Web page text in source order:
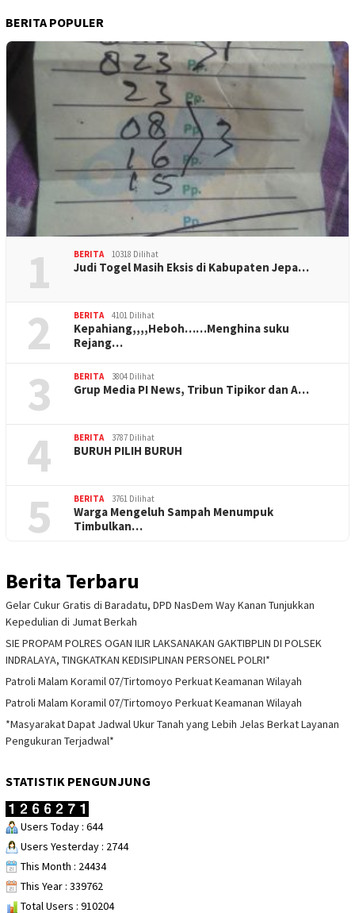
BERITA POPULER
1 BERITA 10318 Dilihat
Judi Togel Masih Eksis di Kabupaten Jepa…
2 BERITA 4101 Dilihat
Kepahiang,,,,Heboh……Menghina suku
Rejang…
3 BERITA 3804 Dilihat
Grup Media PI News, Tribun Tipikor dan A…
4 BERITA 3787 Dilihat
BURUH PILIH BURUH
5 BERITA 3761 Dilihat
Warga Mengeluh Sampah Menumpuk
Timbulkan…
Berita Terbaru
Gelar Cukur Gratis di Baradatu, DPD NasDem Way Kanan Tunjukkan
Kepedulian di Jumat Berkah
SIE PROPAM POLRES OGAN ILIR LAKSANAKAN GAKTIBPLIN DI POLSEK
INDRALAYA, TINGKATKAN KEDISIPLINAN PERSONEL POLRI*
Patroli Malam Koramil 07/Tirtomoyo Perkuat Keamanan Wilayah
Patroli Malam Koramil 07/Tirtomoyo Perkuat Keamanan Wilayah
*Masyarakat Dapat Jadwal Ukur Tanah yang Lebih Jelas Berkat Layanan
Pengukuran Terjadwal*
STATISTIK PENGUNJUNG
Users Today : 644
Users Yesterday : 2744
This Month : 24434
This Year : 339762
Total Users : 910204